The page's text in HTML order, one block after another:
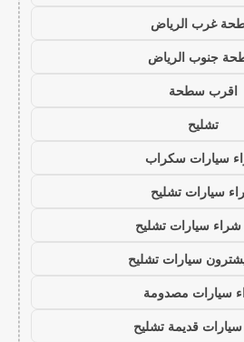
غرب الرياض
جنوب الرياض
اقرب سطحة
تشليح
سيارات سكراب
سيارات تشليح
سيارات تشليح
سيارات تشليح
سيارات مصدومة
قديمة تشليح